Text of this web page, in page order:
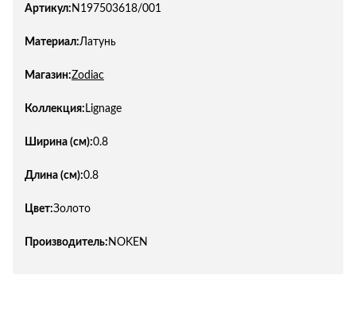
Артикул: N197503618/001
Материал:Латунь
Магазин:Zodiac
Коллекция: Lignage
Ширина (см):0.8
Длина (см):0.8
Цвет:Золото
Производитель: NOKEN